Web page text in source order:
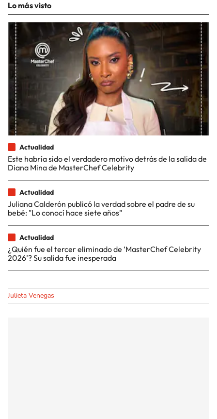
Lo más visto
Actualidad
Este habría sido el verdadero motivo detrás de la salida de
Diana Mina de MasterChef Celebrity
Actualidad
Juliana Calderón publicó la verdad sobre el padre de su
bebé: "Lo conocí hace siete años"
Actualidad
¿Quién fue el tercer eliminado de ‘MasterChef Celebrity
2026’? Su salida fue inesperada
Julieta Venegas